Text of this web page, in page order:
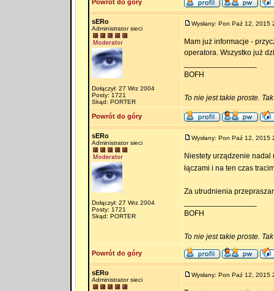
Powrót do góry
sERo
Administrator sieci
Dołączył: 27 Wrz 2004
Posty: 1721
Skąd: PORTER
Wysłany: Pon Paź 12, 2015
Mam już informacje -
operatora. Wszystko już
BOFH
To nie jest takie proste.
Powrót do góry
sERo
Administrator sieci
Dołączył: 27 Wrz 2004
Posty: 1721
Skąd: PORTER
Wysłany: Pon Paź 12, 2015
Niestety urządzenie nadal
łączami i na ten czas
Za utrudnienia
BOFH
To nie jest takie proste.
Powrót do góry
sERo
Administrator sieci
Wysłany: Pon Paź 12, 2015